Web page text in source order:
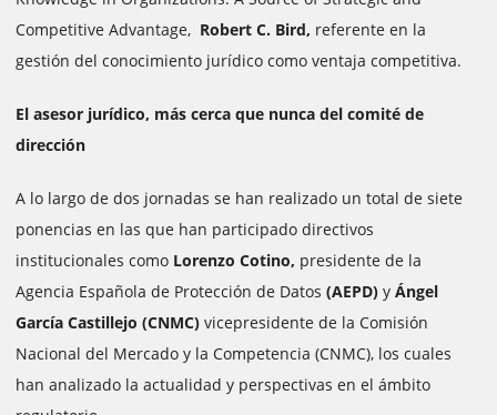
Competitive Advantage, Robert C. Bird, referente en la
gestión del conocimiento jurídico como ventaja competitiva.
El asesor jurídico, más cerca que nunca del comité de
dirección
A lo largo de dos jornadas se han realizado un total de siete
ponencias en las que han participado directivos
institucionales como Lorenzo Cotino, presidente de la
Agencia Española de Protección de Datos (AEPD) y Ángel
García Castillejo (CNMC) vicepresidente de la Comisión
Nacional del Mercado y la Competencia (CNMC), los cuales
han analizado la actualidad y perspectivas en el ámbito